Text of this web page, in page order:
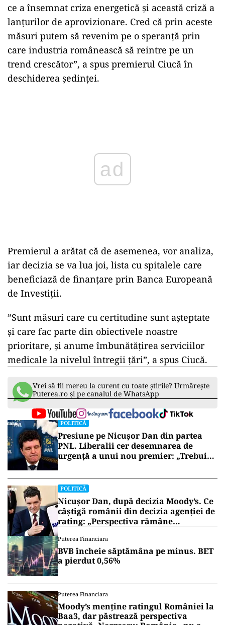
ce a însemnat criza energetică şi această criză a
lanţurilor de aprovizionare. Cred că prin aceste
măsuri putem să revenim pe o speranţă prin
care industria românească să reintre pe un
trend crescător”, a spus premierul Ciucă în
deschiderea şedinţei.
ad
Premierul a arătat că de asemenea, vor analiza,
iar decizia se va lua joi, lista cu spitalele care
beneficiază de finanţare prin Banca Europeană
de Investiţii.
”Sunt măsuri care cu certitudine sunt aşteptate
şi care fac parte din obiectivele noastre
prioritare, şi anume îmbunătăţirea serviciilor
medicale la nivelul întregii ţări”, a spus Ciucă.
Vrei să fii mereu la curent cu toate știrile? Urmărește
Puterea.ro și pe canalul de WhatsApp
POLITICĂ
Presiune pe Nicușor Dan din partea
PNL. Liberalii cer desemnarea de
urgență a unui nou premier: „Trebuie
POLITICĂ
Nicușor Dan, după decizia Moody’s. Ce
câștigă românii din decizia agenției de
rating: „Perspectiva rămâne
Puterea Financiara
BVB încheie săptămâna pe minus. BET
a pierdut 0,56%
Puterea Financiara
Moody’s menține ratingul României la
Baa3, dar păstrează perspectiva